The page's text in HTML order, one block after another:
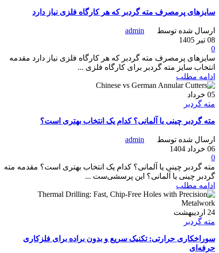
سایزهای پرمصرف مته گردبر که هر کارگاه فلزی نیاز دارد
ارسال شده توسط
admin
08 تیر 1405
0
سایزهای پرمصرف مته گردبر که هر کارگاه فلزی نیاز دارد مقدمه
انتخاب سایز مته گردبر برای کارگاه فلزی ...
ادامه مطلب
05 خرداد
مته گردبر
مته گردبر چینی یا آلمانی؟ کدام یک انتخاب بهتری است؟
ارسال شده توسط
admin
06 خرداد 1404
0
مته گردبر چینی یا آلمانی؟ کدام یک انتخاب بهتری است؟ مقدمه مته
گردبر چینی یا آلمانی؟ این پرسشی‌ست ...
ادامه مطلب
24 اردیبهشت
مته گردبر
سوراخکاری حرارتی: تکنیک سریع و بدون براده برای فلزکاری
حرفه‌ای